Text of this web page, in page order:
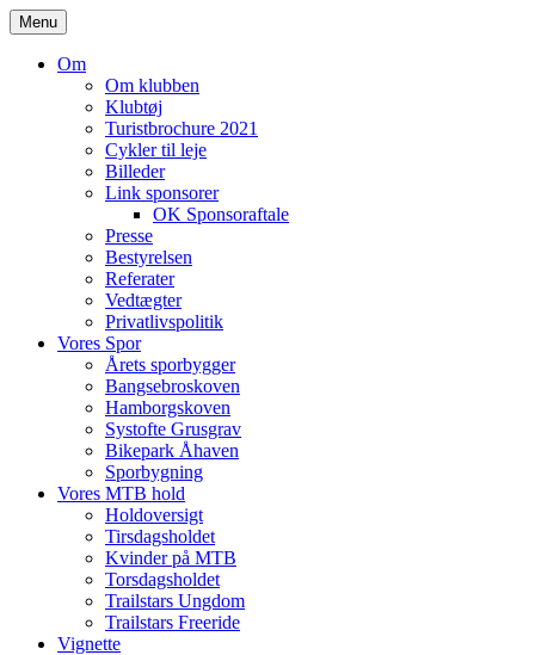
Skip
to
content
Menu
Om
Om klubben
Klubtøj
Turistbrochure 2021
Cykler til leje
Billeder
Link sponsorer
OK Sponsoraftale
Presse
Bestyrelsen
Referater
Vedtægter
Privatlivspolitik
Vores Spor
Årets sporbygger
Bangsebroskoven
Hamborgskoven
Systofte Grusgrav
Bikepark Åhaven
Sporbygning
Vores MTB hold
Holdoversigt
Tirsdagsholdet
Kvinder på MTB
Torsdagsholdet
Trailstars Ungdom
Trailstars Freeride
Vignette